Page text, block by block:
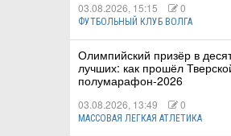
03.08.2026, 15:15 0
ФУТБОЛЬНЫЙ КЛУБ ВОЛГА
Олимпийский призёр в
лучших: как прошёл
полумарафон-2026
03.08.2026, 13:49 0
МАССОВАЯ ЛЕГКАЯ АТЛЕТИКА